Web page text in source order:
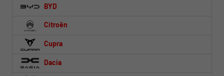
BYD
Citroën
Cupra
Dacia